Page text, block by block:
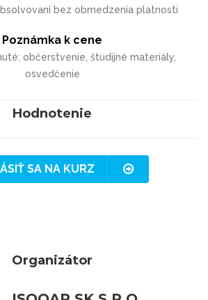
bez obmedzenia platnosti
Poznámka k cene
občerstvenie, študijné materiály,
osvedčenie
Hodnotenie
SA NA KURZ
Organizátor